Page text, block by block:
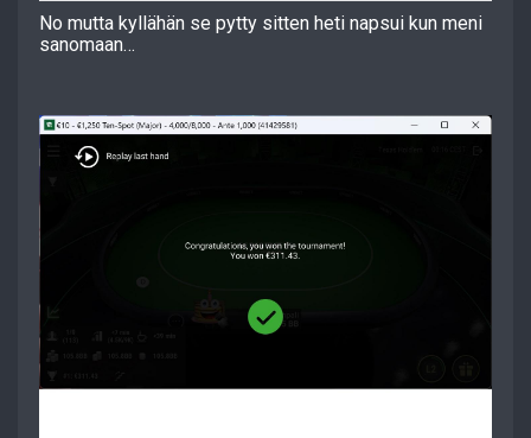
No mutta kyllähän se pytty sitten heti napsui kun meni
sanomaan…